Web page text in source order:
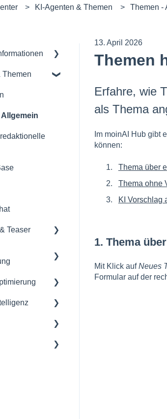
KI-Agenten & Themen Themen -
13. April 2026
Themen
Erfahre, wie
als Thema
Im moinAI Hub gibt
können:
Thema über
Thema ohne
KI Vorschlag
1. Thema
Mit Klick aufNeues
Formular auf der
& Kanäle
Support
Themen
Teaser